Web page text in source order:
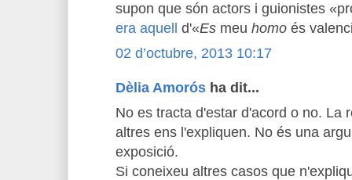
supon que són actors i guionistes
era aquell
d'«Es meu homo és
02 d’octubre, 2013 10:17
Dèlia Amorós ha dit...
No es tracta d'estar d'acord o no. La
altres ens l'expliquen. No és una
exposició.
Si coneixeu altres casos que